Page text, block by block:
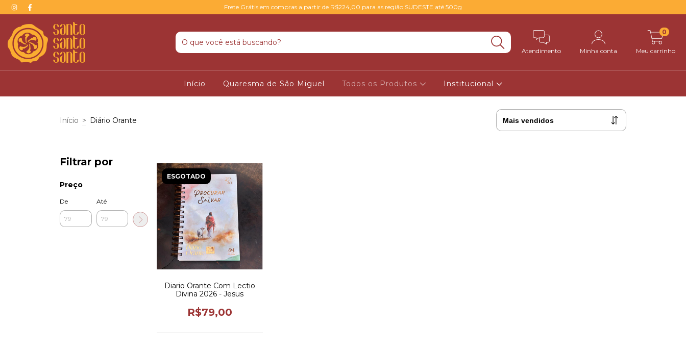
Frete Grátis em compras a partir de R$224,00 para as região SUDESTE até 500g
Atendimento Minha conta Meu carrinho
0
Início Quaresma de São Miguel Todos os Produtos Institucional
Início > Diário Orante
Filtrar por
Preço
De Até
ESGOTADO
Diario Orante Com Lectio
Divina 2026 - Jesus
R$79,00